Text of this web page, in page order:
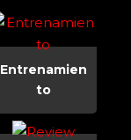
Entrenamien
to